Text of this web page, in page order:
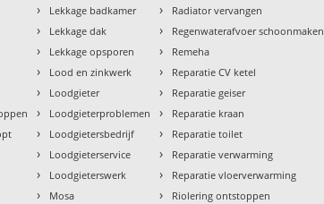
› Lekkage badkamer
› Lekkage dak
› Lekkage opsporen
› Lood en zinkwerk
› Loodgieter
› Loodgieterproblemen
› Loodgietersbedrijf
› Loodgieterservice
› Loodgieterswerk
› Mosa
› Radiator vervangen
› Regenwaterafvoer schoonmaken
› Remeha
› Reparatie CV ketel
› Reparatie geiser
› Reparatie kraan
› Reparatie toilet
› Reparatie verwarming
› Reparatie vloerverwarming
› Riolering ontstoppen